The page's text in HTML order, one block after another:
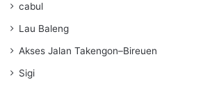
cabul
Lau Baleng
Akses Jalan Takengon–Bireuen
Sigi